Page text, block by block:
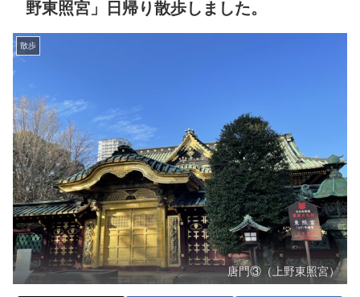
野東照宮」日帰り散歩しました。
散歩
唐門③（上野東照宮）